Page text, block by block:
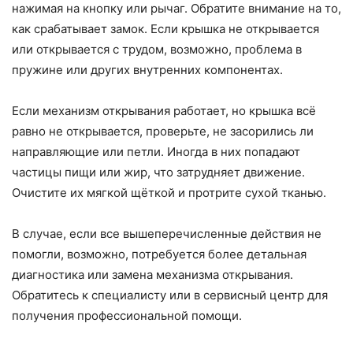
нажимая на кнопку или рычаг. Обратите внимание на то,
как срабатывает замок. Если крышка не открывается
или открывается с трудом, возможно, проблема в
пружине или других внутренних компонентах.
Если механизм открывания работает, но крышка всё
равно не открывается, проверьте, не засорились ли
направляющие или петли. Иногда в них попадают
частицы пищи или жир, что затрудняет движение.
Очистите их мягкой щёткой и протрите сухой тканью.
В случае, если все вышеперечисленные действия не
помогли, возможно, потребуется более детальная
диагностика или замена механизма открывания.
Обратитесь к специалисту или в сервисный центр для
получения профессиональной помощи.